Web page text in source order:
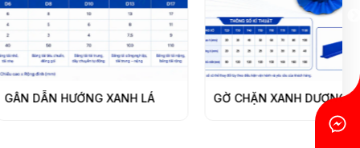
HƯỚNG XANH LÁ GỜ CHẶN XANH DƯƠNG